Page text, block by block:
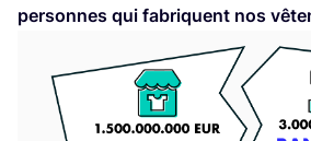
per­sonnes qui fabriquent nos